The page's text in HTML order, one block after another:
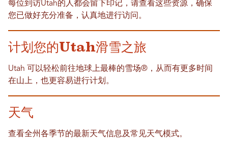
每位到访Utah的人都会留下印记，请查看这些资源，确保
您已做好充分准备，认真地进行访问。
计划您的Utah滑雪之旅
Utah 可以轻松前往地球上最棒的雪场®，从而有更多时间
在山上，也更容易进行计划。
天气
查看全州各季节的最新天气信息及常见天气模式。